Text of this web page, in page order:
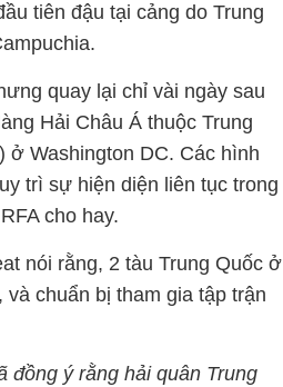
tiên đậu tại cảng do Trung
quay lại chỉ vài ngày sau
Hải Châu Á thuộc Trung
Washington DC. Các hình
trì sự hiện diện liên tục trong
cho hay.
nói rằng, 2 tàu Trung Quốc ở
chuẩn bị tham gia tập trận
đồng ý rằng hải quân Trung